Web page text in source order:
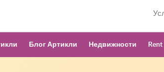
Блог Артикли Недвижности